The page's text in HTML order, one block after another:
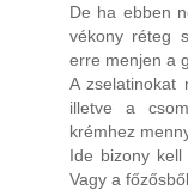
De ha ebben
vékony réteg
erre menjen a
A zselatinokat
illetve a
krémhez
Ide bizony
Vagy a